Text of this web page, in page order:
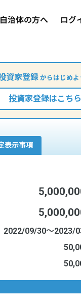
治体の方へ ログ
資家登録 からはじめよ
投資家登録はこちら
表示事項
2022/09/30〜2023/